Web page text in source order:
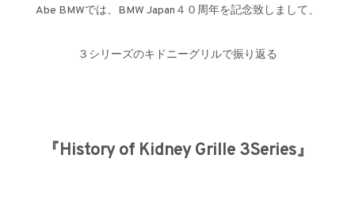
Abe BMWでは、BMW Japan４０周年を記念致しまして、
３シリーズのキドニーグリルで振り返る
『History of Kidney Grille 3Series』